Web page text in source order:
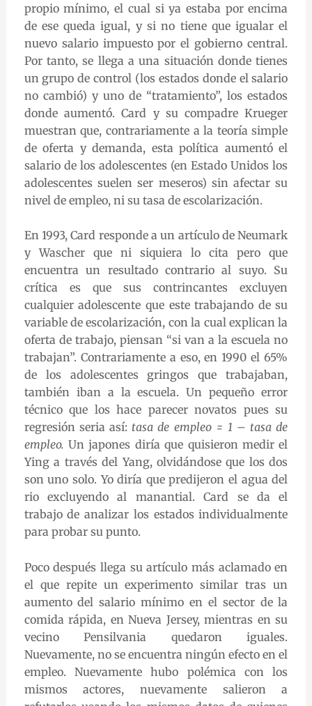
propio mínimo, el cual si ya estaba por encima
de ese queda igual, y si no tiene que igualar el
nuevo salario impuesto por el gobierno central.
Por tanto, se llega a una situación donde tienes
un grupo de control (los estados donde el salario
no cambió) y uno de “tratamiento”, los estados
donde aumentó. Card y su compadre Krueger
muestran que, contrariamente a la teoría simple
de oferta y demanda, esta política aumentó el
salario de los adolescentes (en Estado Unidos los
adolescentes suelen ser meseros) sin afectar su
nivel de empleo, ni su tasa de escolarización.
En 1993, Card responde a un artículo de Neumark
y Wascher que ni siquiera lo cita pero que
encuentra un resultado contrario al suyo. Su
crítica es que sus contrincantes excluyen
cualquier adolescente que este trabajando de su
variable de escolarización, con la cual explican la
oferta de trabajo, piensan “si van a la escuela no
trabajan”. Contrariamente a eso, en 1990 el 65%
de los adolescentes gringos que trabajaban,
también iban a la escuela. Un pequeño error
técnico que los hace parecer novatos pues su
regresión seria así: tasa de empleo = 1 – tasa de
empleo. Un japones diría que quisieron medir el
Ying a través del Yang, olvidándose que los dos
son uno solo. Yo diría que predijeron el agua del
rio excluyendo al manantial. Card se da el
trabajo de analizar los estados individualmente
para probar su punto.
Poco después llega su artículo más aclamado en
el que repite un experimento similar tras un
aumento del salario mínimo en el sector de la
comida rápida, en Nueva Jersey, mientras en su
vecino Pensilvania quedaron iguales.
Nuevamente, no se encuentra ningún efecto en el
empleo. Nuevamente hubo polémica con los
mismos actores, nuevamente salieron a